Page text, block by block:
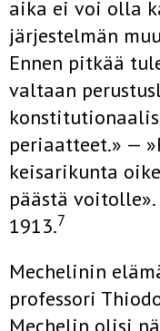
aika ei voi olla
järjestelmän
Ennen pitkää
valtaan
periaatteet.» —
keisarikunta
päästä
1913.7
Mechelinin
professori
Mechelin olisi